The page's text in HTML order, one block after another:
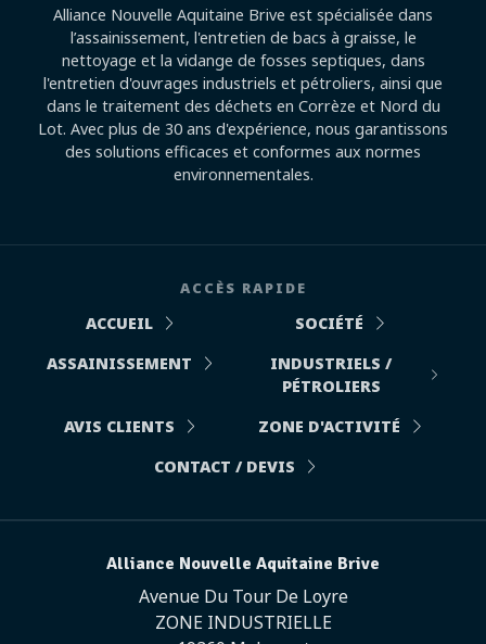
Alliance Nouvelle Aquitaine Brive est spécialisée dans
l’assainissement, l'entretien de bacs à graisse, le
nettoyage et la vidange de fosses septiques, dans
l'entretien d'ouvrages industriels et pétroliers, ainsi que
dans le traitement des déchets en Corrèze et Nord du
Lot. Avec plus de 30 ans d'expérience, nous garantissons
des solutions efficaces et conformes aux normes
environnementales.
ACCÈS RAPIDE
ACCUEIL
SOCIÉTÉ
ASSAINISSEMENT
INDUSTRIELS /
PÉTROLIERS
AVIS CLIENTS
ZONE D'ACTIVITÉ
CONTACT / DEVIS
Alliance Nouvelle Aquitaine Brive
Avenue Du Tour De Loyre
ZONE INDUSTRIELLE